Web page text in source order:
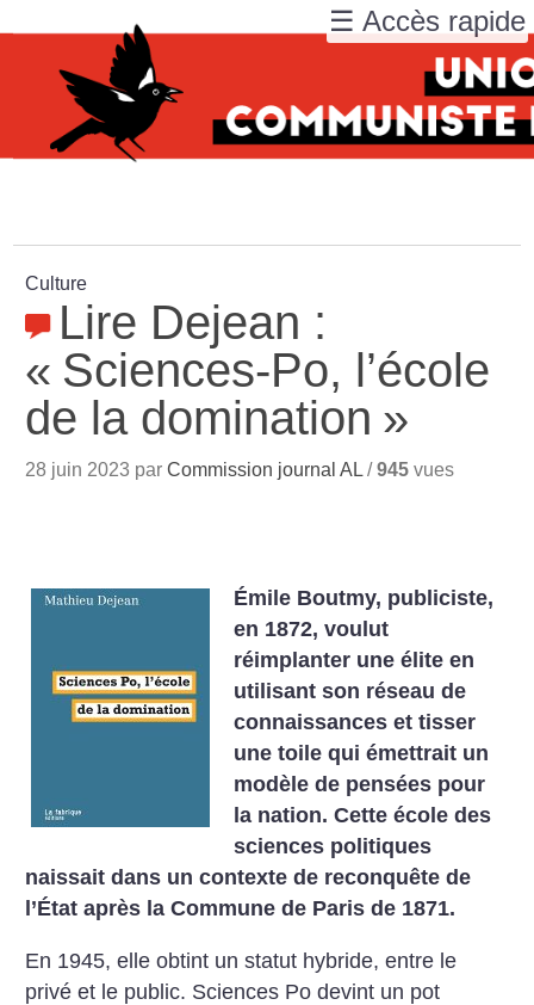
Culture
Lire Dejean :
« Sciences-Po, l’école
de la domination »
28 juin 2023 parCommission journal AL /945 vues
Émile Boutmy, publiciste,
en 1872, voulut
réimplanter une élite en
utilisant son réseau de
connaissances et tisser
une toile qui émettrait un
modèle de pensées pour
la nation. Cette école des
sciences politiques
naissait dans un contexte de reconquête de
l’État après la Commune de Paris de 1871.
En 1945, elle obtint un statut hybride, entre le
privé et le public. Sciences Po devint un pot
☰ Accès rapide